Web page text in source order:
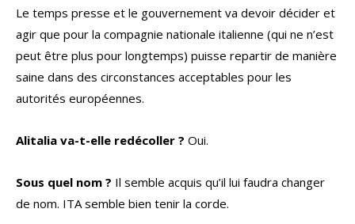
Le temps presse et le gouvernement va devoir décider et
agir que pour la compagnie nationale italienne (qui ne n’est
peut être plus pour longtemps) puisse repartir de manière
saine dans des circonstances acceptables pour les
autorités européennes.
Alitalia va-t-elle redécoller ? Oui.
Sous quel nom ? Il semble acquis qu’il lui faudra changer
de nom. ITA semble bien tenir la corde.